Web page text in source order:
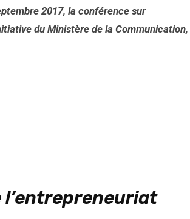
2017, la conférence sur
du Ministère de la Communication,
l’entrepreneuriat